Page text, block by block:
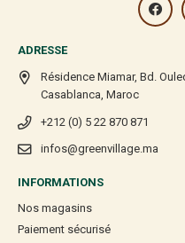
ADRESSE
Résidence Miamar, Bd.
Casablanca, Maroc
+212 (0) 5 22 870 871
infos@greenvillage.ma
INFORMATIONS
Nos magasins
Paiement sécurisé